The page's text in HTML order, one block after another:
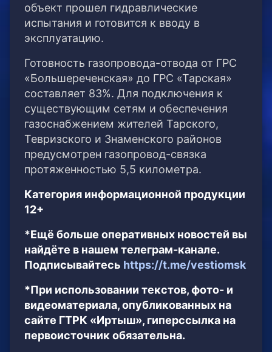
объект прошел гидравлические
испытания и готовится к вводу в
эксплуатацию.
Готовность газопровода-отвода от ГРС
«Большереченская» до ГРС «Тарская»
составляет 83%. Для подключения к
существующим сетям и обеспечения
газоснабжением жителей Тарского,
Тевризского и Знаменского районов
предусмотрен газопровод-связка
протяженностью 5,5 километра.
Категория информационной продукции
12+
*Ещё больше оперативных новостей вы
найдёте в нашем телеграм-канале.
Подписывайтесь https://t.me/vestiomsk
*При использовании текстов, фото- и
видеоматериала, опубликованных на
сайте ГТРК «Иртыш», гиперссылка на
первоисточник обязательна.